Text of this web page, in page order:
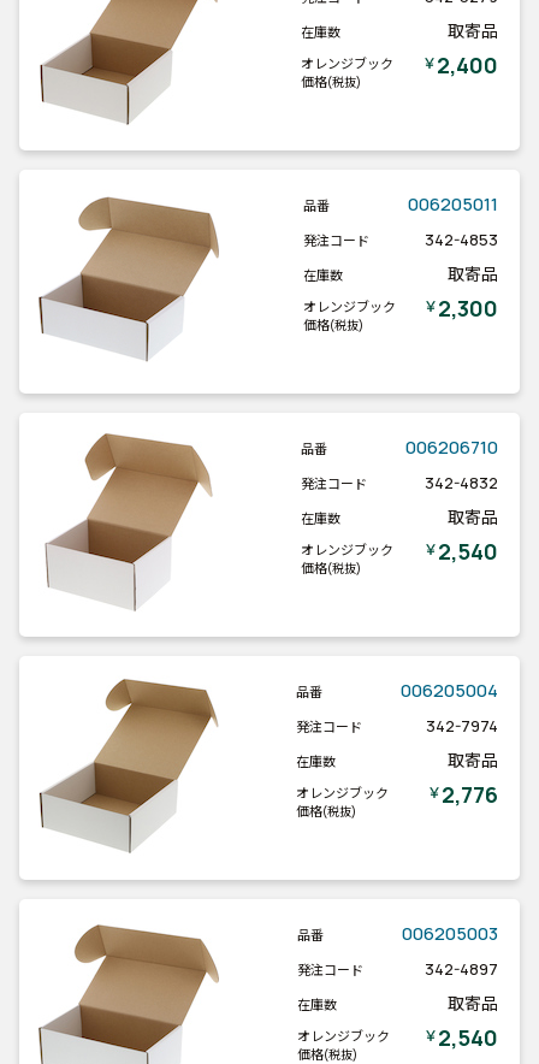
在庫数 取寄品
オレンジブック
価格(税抜)
￥2,400
品番 006205011
発注コード 342-4853
在庫数 取寄品
オレンジブック
価格(税抜)
￥2,300
品番 006206710
発注コード 342-4832
在庫数 取寄品
オレンジブック
価格(税抜)
￥2,540
品番 006205004
発注コード 342-7974
在庫数 取寄品
オレンジブック
価格(税抜)
￥2,776
品番 006205003
発注コード 342-4897
在庫数 取寄品
オレンジブック
価格(税抜)
￥2,540